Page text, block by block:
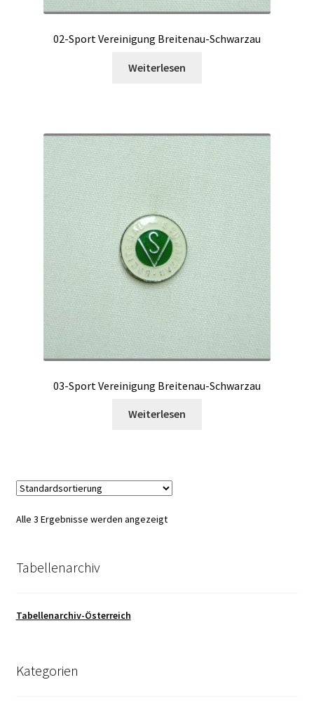
02-Sport Vereinigung Breitenau-Schwarzau
Weiterlesen
03-Sport Vereinigung Breitenau-Schwarzau
Weiterlesen
Alle 3 Ergebnisse werden angezeigt
Tabellenarchiv
Tabellenarchiv-Österreich
Kategorien